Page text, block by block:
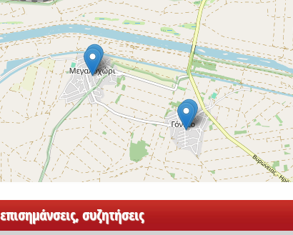
συζητήσεις